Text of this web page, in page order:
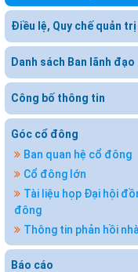
Điều lệ, Quy chế quản
Danh sách Ban lãnh đạo
Công bố thông tin
Góc cổ đông
Ban quan hệ cổ đông
Cổ đông lớn
Tài liệu họp Đại hội
đông
Thông tin phản hồi
Báo cáo